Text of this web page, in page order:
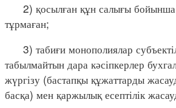
2) қосылған құн салығы бойынша
тұрмаған;
3) табиғи монополиялар
табылмайтын дара кәсіпкерлер
жүргізу (бастапқы құжаттарды
басқа) мен қаржылық есептілік